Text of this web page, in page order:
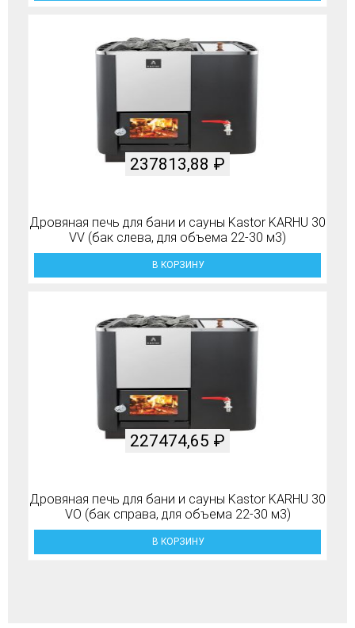
Дровяная печь для бани и сауны Kastor KARHU 30
VV (бак слева, для объема 22-30 м3)
237813,88 ₽
В КОРЗИНУ
Дровяная печь для бани и сауны Kastor KARHU 30
VO (бак справа, для объема 22-30 м3)
227474,65 ₽
В КОРЗИНУ